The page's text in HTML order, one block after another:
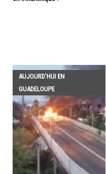
AUJOURD'HUI EN
GUADELOUPE